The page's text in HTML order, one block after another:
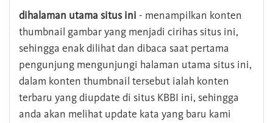
dihalaman utama situs ini - menampilkan konten
thumbnail gambar yang menjadi cirihas situs ini,
sehingga enak dilihat dan dibaca saat pertama
pengunjung mengunjungi halaman utama situs ini,
dalam konten thumbnail tersebut ialah konten
terbaru yang diupdate di situs KBBI ini, sehingga
anda akan melihat update kata yang baru kami